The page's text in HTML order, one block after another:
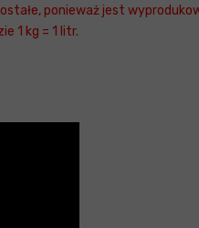
ponieważ jest
1 kg = 1 litr.